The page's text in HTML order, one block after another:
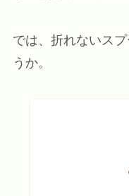
では、折れないス
うか。